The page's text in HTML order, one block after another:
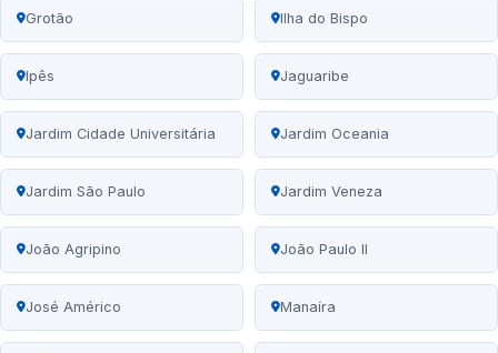
Grotão Ilha do Bispo
Ipês Jaguaribe
Jardim Cidade Universitária Jardim Oceania
Jardim São Paulo Jardim Veneza
João Agripino João Paulo II
José Américo Manaíra